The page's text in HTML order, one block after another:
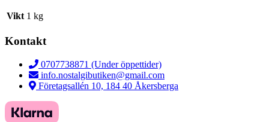
Vikt 1 kg
Kontakt
0707738871 (Under öppettider)
info.nostalgibutiken@gmail.com
Företagsallén 10, 184 40 Åkersberga